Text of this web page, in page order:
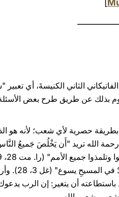
]
الثاني الكنيسةَ، أي
المسيحي للكنيسة الكاثوليكية، عدد 782). وسأقوم بذلك
حصرية لأي شعب؛ لأنه هو الذي
في شعب الله، في
باستطاعته أن يتغير: إن الرب